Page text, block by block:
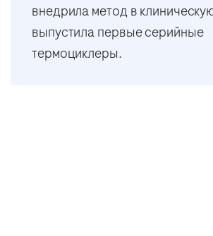
внедрила метод в
выпустила первые серийные
термоциклеры.